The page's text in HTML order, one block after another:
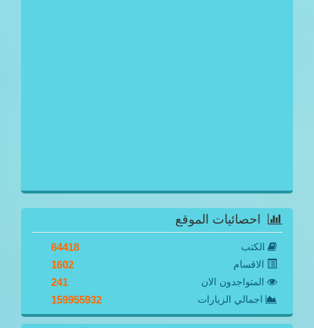
احصائيات الموقع
الكتب 64418
الاقسام 1602
المتواجدون الان 241
اجمالي الزيارات 159955932